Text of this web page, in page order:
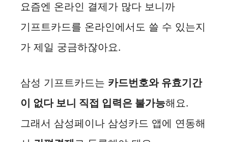
요즘엔 온라인 결제가 많다 보니까
기프트카드를 온라인에서도 쓸 수 있는지
가 제일 궁금하잖아요.
삼성 기프트카드는 카드번호와 유효기간
이 없다 보니 직접 입력은 불가능해요.
그래서 삼성페이나 삼성카드 앱에 연동해